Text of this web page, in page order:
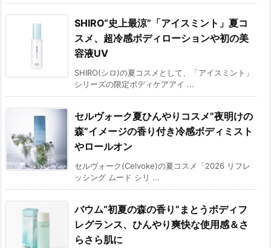
SHIRO“史上最涼”「アイスミント」夏コ
スメ、超冷感ボディローションや初の美
容液UV
SHIRO(シロ)の夏コスメとして、「アイスミント」
シリーズの限定ボディケアアイ ...
セルヴォーク夏ひんやりコスメ”夜明けの
森”イメージの香り付き冷感ボディミスト
やロールオン
セルヴォーク(Celvoke)の夏コスメ「2026 リフレ
ッシング ムード シリ ...
バウム“初夏の森の香り”まとうボディフ
レグランス、ひんやり爽快な使用感＆さ
らさら肌に